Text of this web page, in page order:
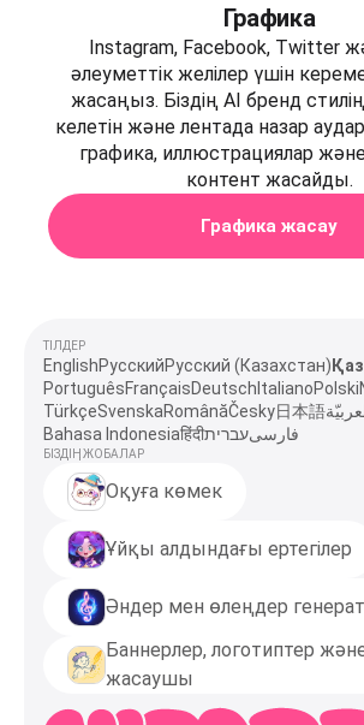
Графика
Instagram, Facebook, Twitter
әлеуметтік желілер үшін
жасаңыз. Біздің AI бренд
келетін және лентада назар
графика, иллюстрациялар
контент жасайды.
Графика жасау
ТІЛДЕР
EnglishРусскийРусский (Казахстан)
PortuguêsFrançaisDeutsch ItalianoPolski
TürkçeSvenskaRomânăČesky日本語
Bahasa Indonesiaहिंदीעבריתفارسی
БІЗДІҢ ЖОБАЛАР
Оқуға көмек
Ұйқы алдындағы ертегілер
Әндер мен өлеңдер
Баннерлер, логотиптер
жасаушы